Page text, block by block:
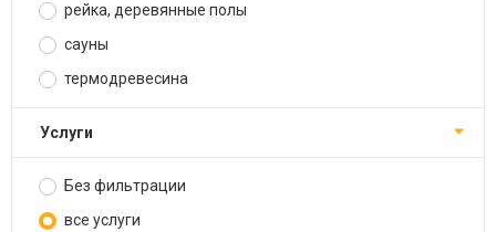
рейка, деревянные полы
сауны
термодревесина
услуги
Без фильтрации
все услуги